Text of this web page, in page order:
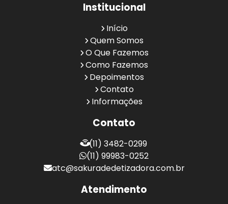
Institucional
Início
Quem Somos
O Que Fazemos
Como Fazemos
Depoimentos
Contato
Informações
Contato
(11) 3482-0299
(11) 99983-0252
atc@sakuradedetizadora.com.br
Atendimento